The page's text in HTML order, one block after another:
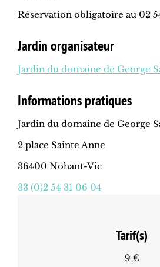
Réservation obligatoire au 02
Jardin organisateur
Jardin du domaine de George
Informations pratiques
Jardin du domaine de George
2 place Sainte Anne
36400 Nohant-Vic
33 (0)2 54 31 06 04
Tarif(s)
9 €